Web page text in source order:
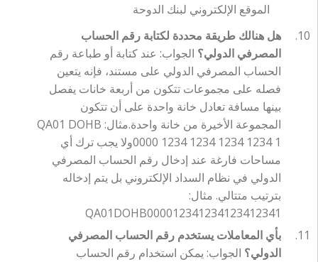
الموقع الإلكتروني لبنك الدوحة
هل هنالك طريقة محددة لكتابة رقم الحساب
المصرفي الدولي؟ الجواب: عند كتابة أو طباعة رقم
الحساب المصرفي الدولي على مستند، فإنه يتعين
فصله على مجموعات تتكون من أربعة خانات يفصل
بينها مسافة تعادل خانة واحدة على أن تتكون
المجموعة الأخيرة من خانة واحدة.مثال: QA01 DOHB
0000 1234 1234 1234 1234 1ولا يجب ترك أي
مساحات فارغة عند إدخال رقم الحساب المصرفي
الدولي في نظام السداد الإلكتروني بل يتم إدخاله
بترتيب متتالي. مثال:
QA01DOHB000012341234123412341
بأي المعاملات يستخدم رقم الحساب المصرفي
الدولي؟ الجواب: يمكن استخدام رقم الحساب